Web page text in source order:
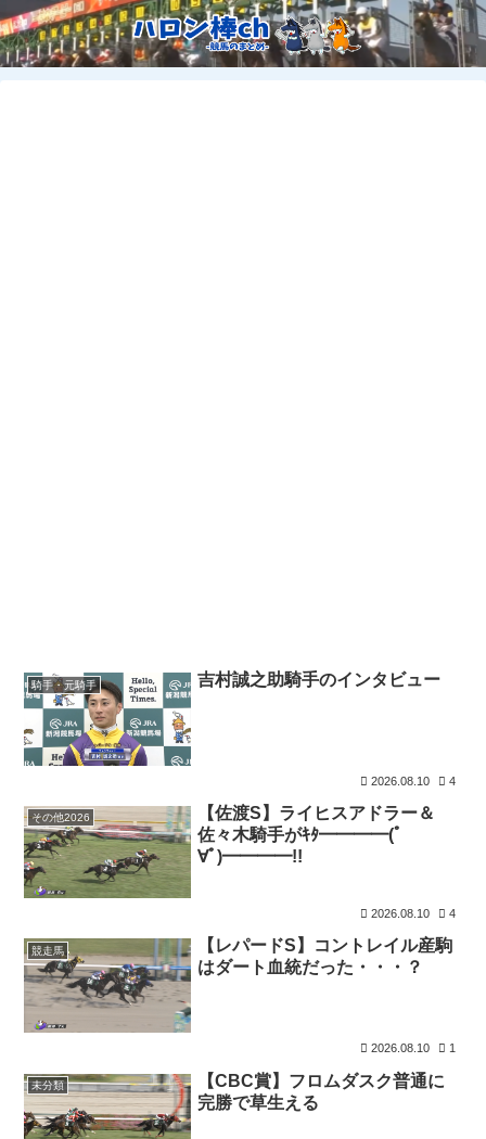
騎手・元騎手 吉村誠之助騎手のインタビュー
2026.08.10 4
その他2026
【佐渡S】ライヒスアドラー＆
佐々木騎手がｷﾀ━━━━(ﾟ
∀ﾟ)━━━━!!
2026.08.10 4
競走馬
【レパードS】コントレイル産駒
はダート血統だった・・・？
2026.08.10 1
未分類
【CBC賞】フロムダスク普通に
完勝で草生える